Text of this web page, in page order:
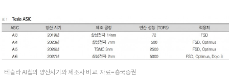
테슬라 AI칩의 양산시기와 제조사 비교. 자료=흥국증권